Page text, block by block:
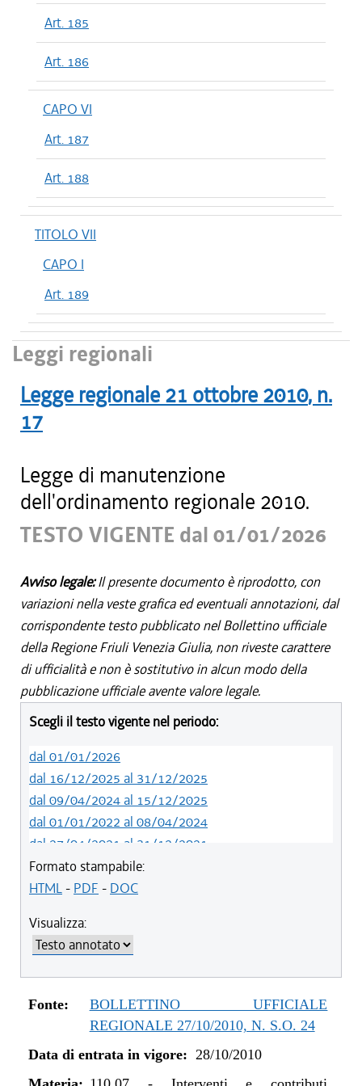
Art. 185
Art. 186
CAPO VI
Art. 187
Art. 188
TITOLO VII
CAPO I
Art. 189
Leggi regionali
Legge regionale 21 ottobre 2010, n.
17
Legge di manutenzione
dell'ordinamento regionale 2010.
TESTO VIGENTE dal 01/01/2026
Avviso legale:Il presente documento è riprodotto, con
variazioni nella veste grafica ed eventuali annotazioni, dal
corrispondente testo pubblicato nel Bollettino ufficiale
della Regione Friuli Venezia Giulia, non riveste carattere
di ufficialità e non è sostitutivo in alcun modo della
pubblicazione ufficiale avente valore legale.
Scegli il testo vigente nel periodo:
dal 01/01/2026
dal 16/12/2025 al 31/12/2025
dal 09/04/2024 al 15/12/2025
dal 01/01/2022 al 08/04/2024
dal 27/04/2021 al 31/12/2021
dal 22/10/2020 al 26/04/2021
dal 02/07/2020 al 21/10/2020
dal 16/08/2018 al 31/12/2018
dal 29/03/2018 al 15/08/2018
dal 15/02/2018 al 28/03/2018
dal 01/01/2018 al 14/02/2018
dal 26/10/2017 al 31/12/2017
dal 06/07/2017 al 26/07/2017
Formato stampabile:
HTML- PDF - DOC
Visualizza:
Fonte:
BOLLETTINO UFFICIALE
REGIONALE 27/10/2010, N. S.O. 24
Data di entrata in vigore: 28/10/2010